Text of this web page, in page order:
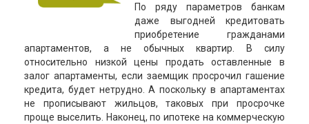
По ряду параметров банкам
даже выгодней кредитовать
приобретение гражданами
апартаментов, а не обычных квартир. В силу
относительно низкой цены продать оставленные в
залог апартаменты, если заемщик просрочил гашение
кредита, будет нетрудно. А поскольку в апартаментах
не прописывают жильцов, таковых при просрочке
проще выселить. Наконец, по ипотеке на коммерческую